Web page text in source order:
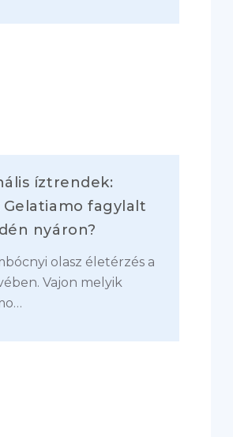
íztrendek:
Gelatiamo fagylalt
nyáron?
olasz életérzés a
Vajon melyik